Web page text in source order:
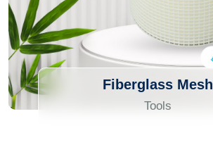
Fiberglass Mesh
Tools